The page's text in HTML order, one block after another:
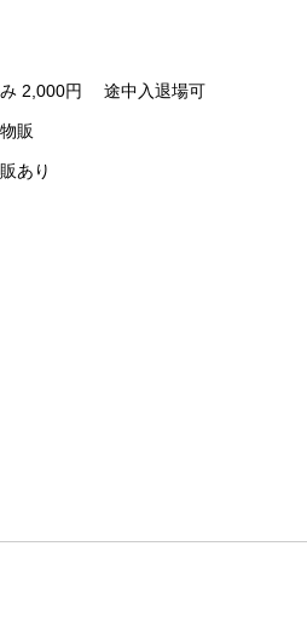
2,000円 途中入退場可
販
あり